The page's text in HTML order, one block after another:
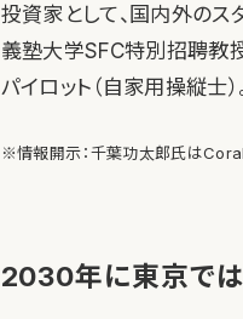
投資家として、国内外の
義塾大学SFC特別招聘教
パイロット（自家用操縦士）
※情報開示：千葉功太郎氏は
2030年に東京で